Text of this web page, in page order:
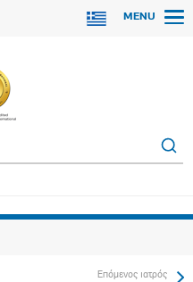
MENU
Επόμενος ιατρός